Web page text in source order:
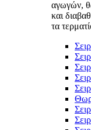
αγωγών,
και
τα